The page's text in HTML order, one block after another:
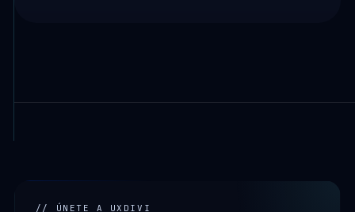
// ÚNETE A UXDIVI